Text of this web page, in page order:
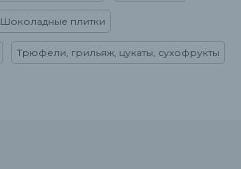
Шоколадные плитки
Трюфели, грильяж, цукаты, сухофрукты